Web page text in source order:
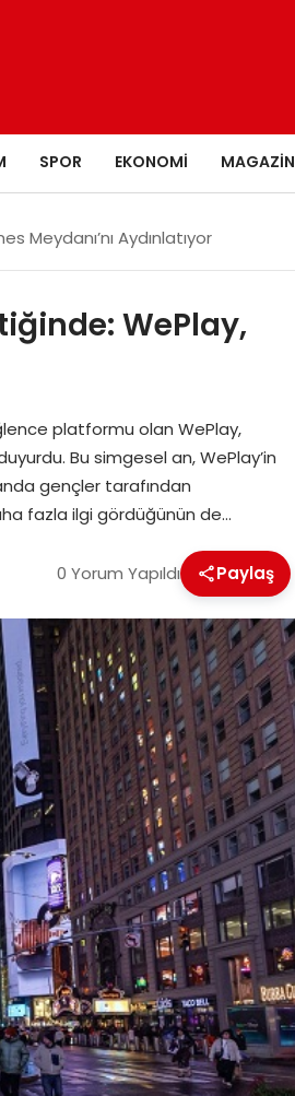
SPOR EKONOMI MAGAZIN
Meydanı’nı Aydınlatıyor
WePlay,
platformu olan WePlay,
Bu simgesel an, WePlay’in
gençler tarafından
fazla ilgi gördüğünün de…
0 Yorum Yapıldı Paylaş